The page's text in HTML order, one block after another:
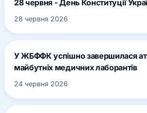
28 червня - День Конституції
28 червня 2026
У ЖБФФК успішно завершилася
майбутніх медичних лаборантів
24 червня 2026